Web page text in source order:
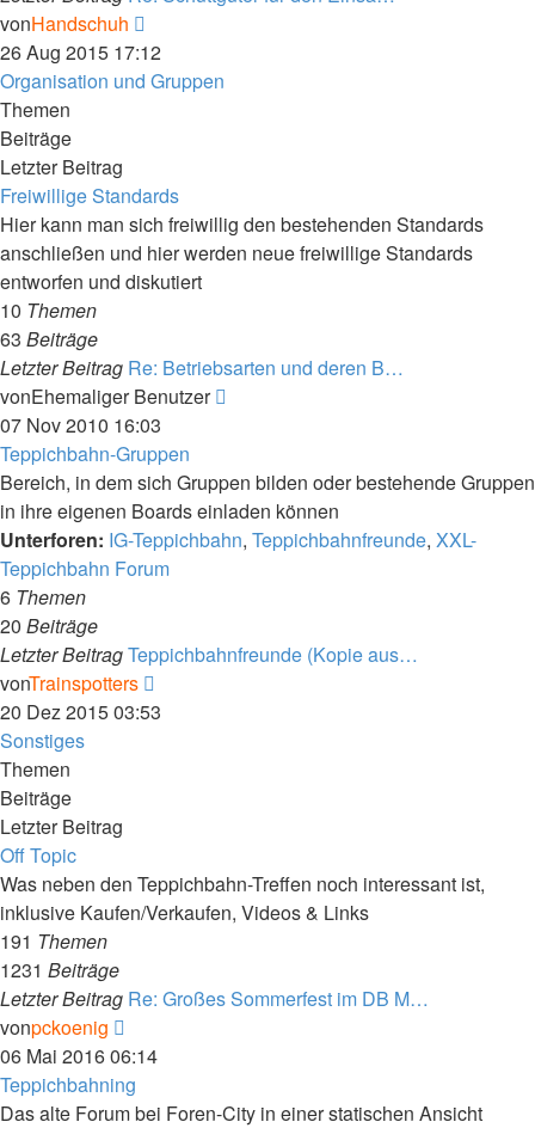
vonHandschuh
Beitrag
26 Aug 2015 17:12
Organisation und Gruppen
Themen
Beiträge
Letzter Beitrag
Freiwillige Standards
Hier kann man sich freiwillig den bestehenden Standards
anschließen und hier werden neue freiwillige Standards
entworfen und diskutiert
10 Themen
63 Beiträge
Letzter Beitrag Re: Betriebsarten und deren B…
vonEhemaliger Benutzer
07 Nov 2010 16:03
Teppichbahn-Gruppen
Bereich, in dem sich Gruppen bilden oder bestehende Gruppen
in ihre eigenen Boards einladen können
Unterforen: IG-Teppichbahn, Teppichbahnfreunde, XXL-
Teppichbahn Forum
6 Themen
20 Beiträge
Letzter BeitragTeppichbahnfreunde (Kopie aus…
vonTrainspotters
Beitrag
20 Dez 2015 03:53
Sonstiges
Themen
Beiträge
Letzter Beitrag
Off Topic
Was neben den Teppichbahn-Treffen noch interessant ist,
inklusive Kaufen/Verkaufen, Videos & Links
191 Themen
1231 Beiträge
Letzter Beitrag Re: Großes Sommerfest im DB M…
vonpckoenig
Beitrag
06 Mai 2016 06:14
Teppichbahning
Das alte Forum bei Foren-City in einer statischen Ansicht